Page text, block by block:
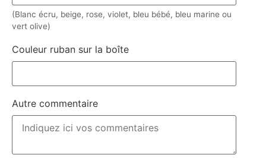
(Blanc écru, beige, rose, violet, bleu bébé, bleu marine ou
vert olive)
Couleur ruban sur la boîte
Autre commentaire